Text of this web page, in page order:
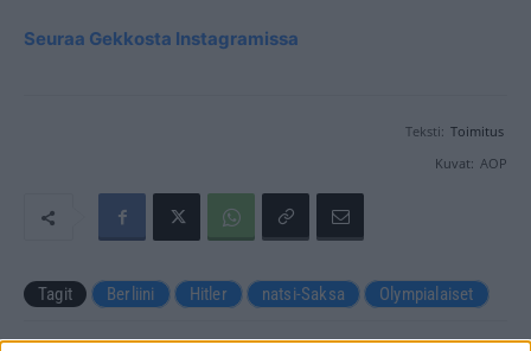
Seuraa Gekkosta Instagramissa
Teksti: Toimitus
Kuvat: AOP
Tagit Berliini Hitler natsi-Saksa Olympialaiset